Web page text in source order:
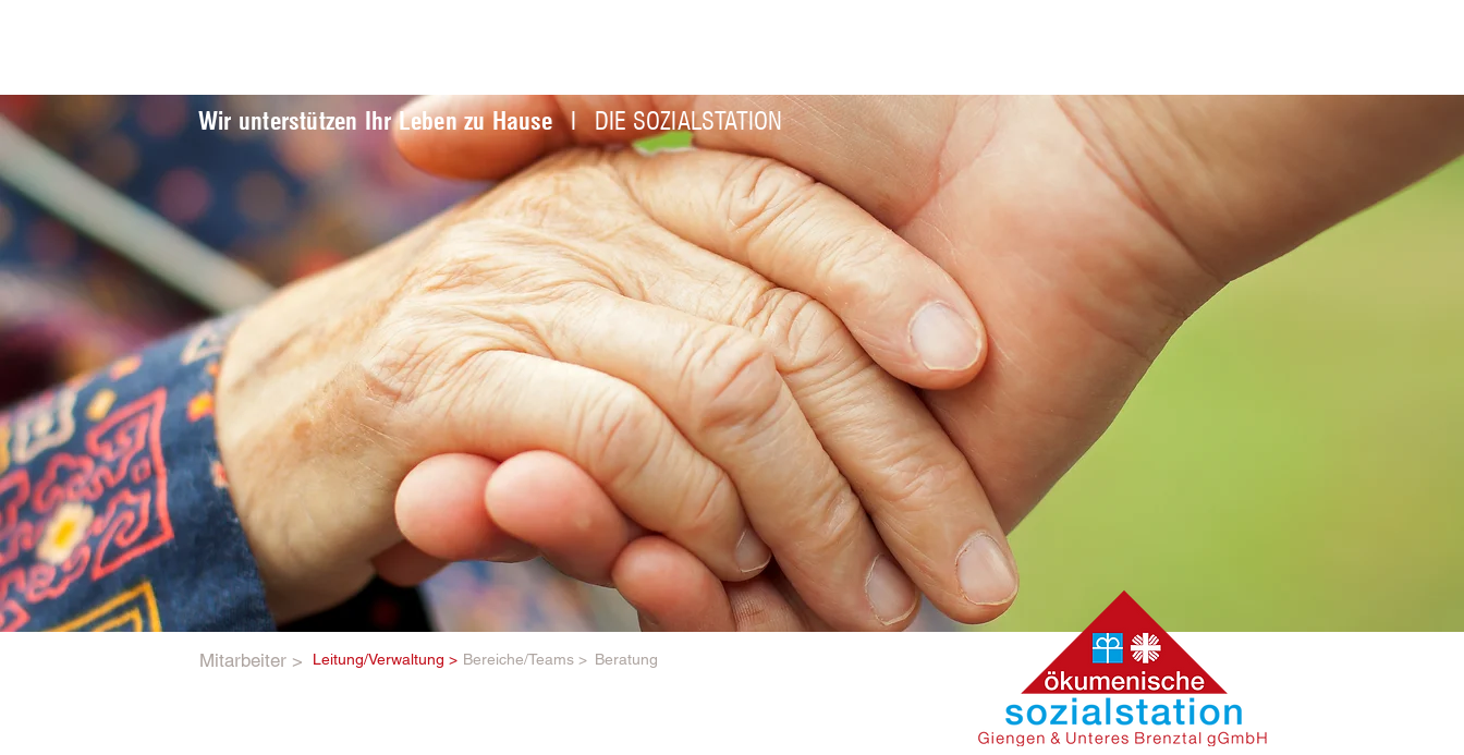
Wir unterstützen Ihr Leben zu Hause I DIE SOZIALSTATION
Mitarbeiter > Leitung/Verwaltung > Bereiche/Teams > Beratung